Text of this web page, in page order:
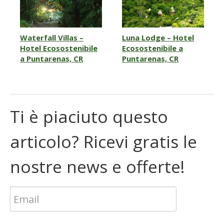
Waterfall Villas –
Hotel Ecosostenibile
a Puntarenas, CR
Luna Lodge – Hotel
Ecosostenibile a
Puntarenas, CR
Ti è piaciuto questo
articolo? Ricevi gratis le
nostre news e offerte!